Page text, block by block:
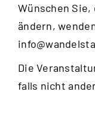
Wünschen Sie,
ändern,
Die
falls nicht